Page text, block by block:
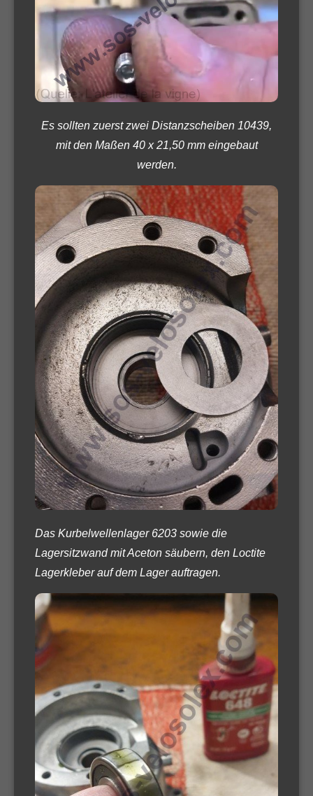
Es sollten zuerst zwei Distanzscheiben 10439,
mit den Maßen 40 x 21,50 mm eingebaut
werden.
Das Kurbelwellenlager 6203 sowie die
Lagersitzwand mit Aceton säubern, den Loctite
Lagerkleber auf dem Lager auftragen.